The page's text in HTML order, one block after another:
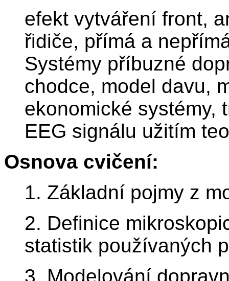
efekt vytváření front,
řidiče, přímá a
Systémy příbuzné
chodce, model davu,
ekonomické systémy,
EEG signálu užitím
Osnova cvičení:
1. Základní pojmy z
2. Definice
statistik používaných
3. Modelování